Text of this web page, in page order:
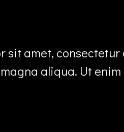
sit amet,
aliqua. Ut